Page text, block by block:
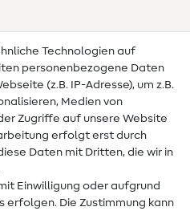
Technologien auf
personenbezogene Daten
(z.B. IP-Adresse), um z.B.
Medien von
Zugriffe auf unsere Website
erfolgt erst durch
Daten mit Dritten, die wir in
Einwilligung oder aufgrund
Die Zustimmung kann